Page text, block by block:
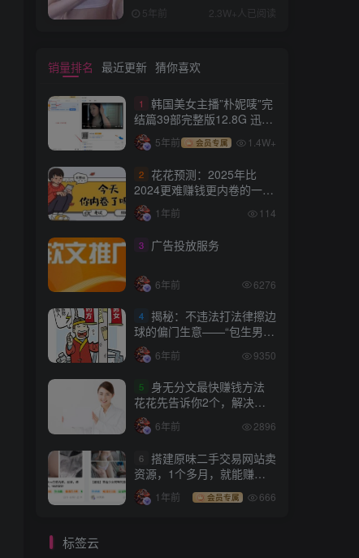
务！！！各行业资源都有，
5年前 2.3W+人已阅读
销量排名 最近更新 猜你喜欢
1
韩国美女主播”朴妮唛”完
结篇39部完整版12.8G 迅雷
种子打包下载
5年前 会员专属 1.4W+
2
花花预测：2025年比
2024更难赚钱更内卷的一
年！
1年前 114
3 广告投放服务
6年前 6276
4 揭秘：不违法打法律擦边
球的偏门生意——“包生男
女”项目
6年前 9350
5
身无分文最快赚钱方法
花花先告诉你2个，解决你
燃眉之急！
6年前 2896
6 搭建原味二手交易网站卖
资源，1个多月，就能赚
钱！【高级会员陪跑项目】
1年前 会员专属 666
标签云